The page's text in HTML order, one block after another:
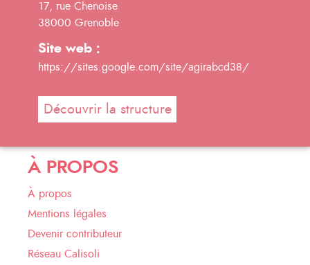
17, rue Chenoise
38000 Grenoble
Site web :
https://sites.google.com/site/agirabcd38/
Découvrir la structure
À PROPOS
À propos
Mentions légales
Devenir contributeur
Réseau Calisoli